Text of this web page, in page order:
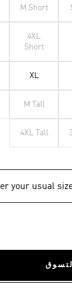
M Short
4XL
Short
XL
M Tall
4XL Tall
your usual